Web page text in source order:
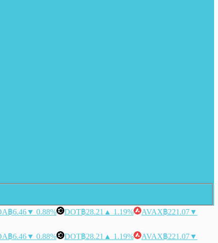
฿6.46▼ 0.88% DOT฿28.21 ▲ 1.19% AVAX฿221.07▼
฿6.46▼ 0.88% DOT฿28.21 ▲ 1.19% AVAX฿221.07▼